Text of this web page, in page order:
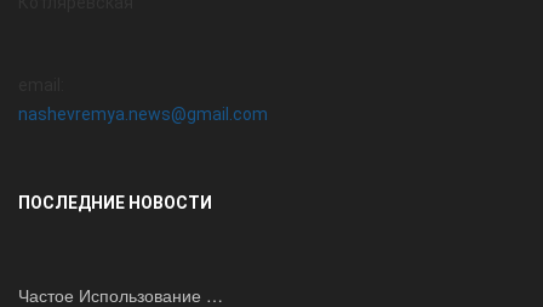
nashevremya.news@gmail.com
ПОСЛЕДНИЕ НОВОСТИ
Частое Использование …